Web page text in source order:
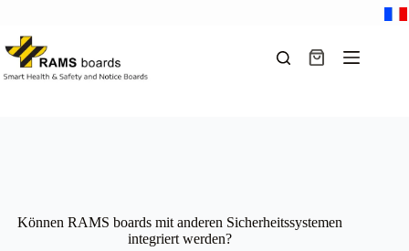
springen
Warenkorb
Können RAMS boards mit anderen Sicherheitssystemen
integriert werden?